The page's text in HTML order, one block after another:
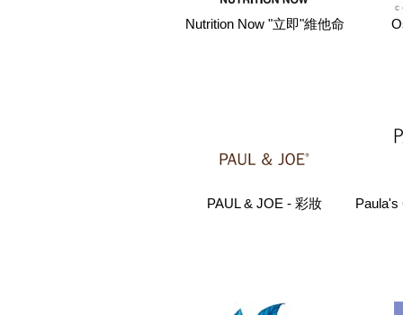
Nutrition Now "立即"維他命
PAUL & JOE - 彩妝 Paula's